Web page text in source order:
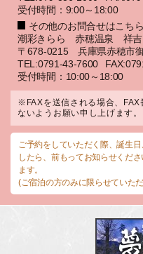
受付時間：9:00～18:00
その他のお問合せはこちら
潮彩きらら 赤穂温泉 祥吉
〒678-0215 兵庫県赤穂市
TEL:0791-43-7600
受付時間：10:00～18:00
※FAXを送信される場合、FAX
ないようお願い申し上げます。
ご予約をしていただく際、誕生
したら、前もってお知らせくだ
ます。
(ご宿泊の方のみに限らせていた